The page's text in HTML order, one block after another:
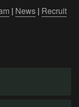
| News | Recruit